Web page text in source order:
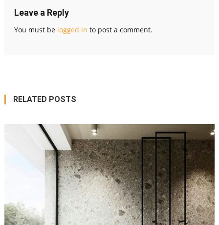
Leave a Reply
You must be logged in to post a comment.
RELATED POSTS